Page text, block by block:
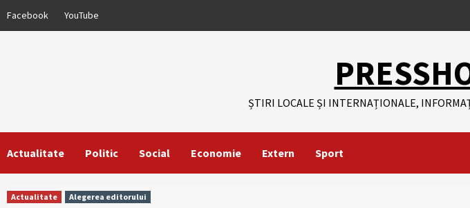
Facebook YouTube
ȘTIRI LOCALE ȘI INTERNAȚIONALE,
Actualitate Politic Social Economie Extern Sport
Actualitate Alegerea editorului